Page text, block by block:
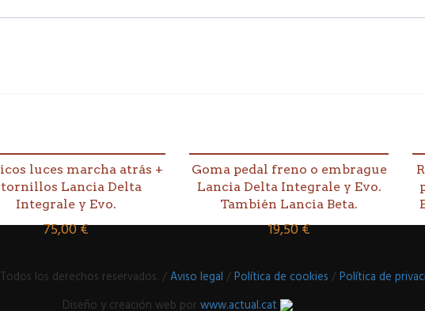
luces marcha atrás +
tornillos Lancia Delta
Integrale y Evo.
75,00€
Goma pedal freno o embrague
Lancia Delta Integrale y Evo.
También Lancia Beta.
19,50€
los derechos reservados. /Aviso legal /Política de cookies /Política de
Diseño y creación web por www.actual.cat